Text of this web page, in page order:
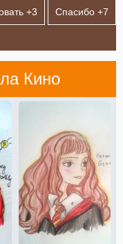
+3 Спасибо +7
Кино